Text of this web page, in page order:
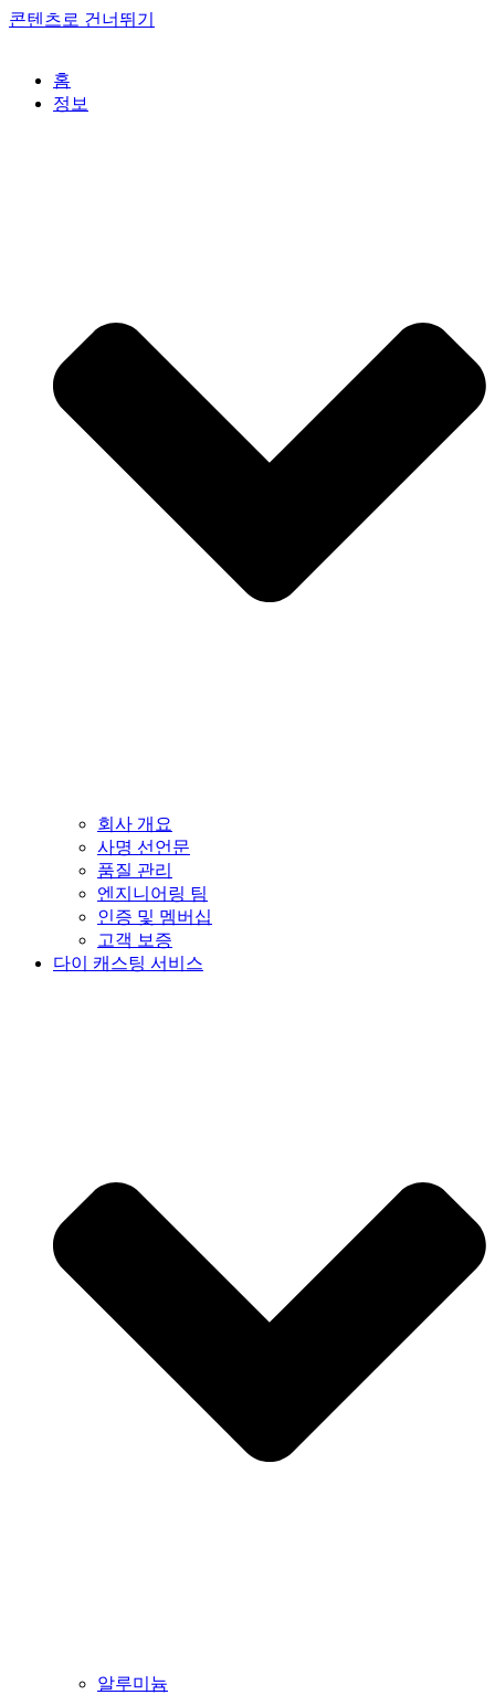
콘텐츠로 건너뛰기
홈
정보
회사 개요
사명 선언문
품질 관리
엔지니어링 팀
인증 및 멤버십
고객 보증
다이 캐스팅 서비스
알루미늄